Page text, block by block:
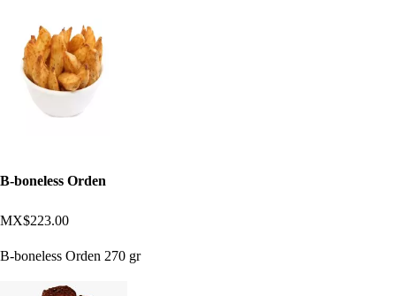
B-boneless Orden
MX$223.00
B-boneless Orden 270 gr